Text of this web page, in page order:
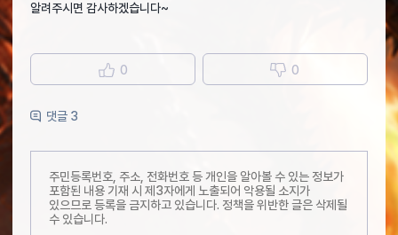
알려주시면 감사하겠습니다~
0 0
댓글 3